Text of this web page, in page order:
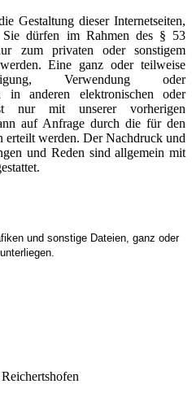
Gestaltung dieser Internetseiten,
Sie dürfen im Rahmen des § 53
zum privaten oder sonstigem
Eine ganz oder teilweise
Verwendung oder
in anderen elektronischen oder
nur mit unserer vorherigen
auf Anfrage durch die für den
erteilt werden. Der Nachdruck und
und Reden sind allgemein mit
und sonstige Dateien, ganz oder